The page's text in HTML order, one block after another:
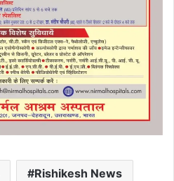
Rishikesh News